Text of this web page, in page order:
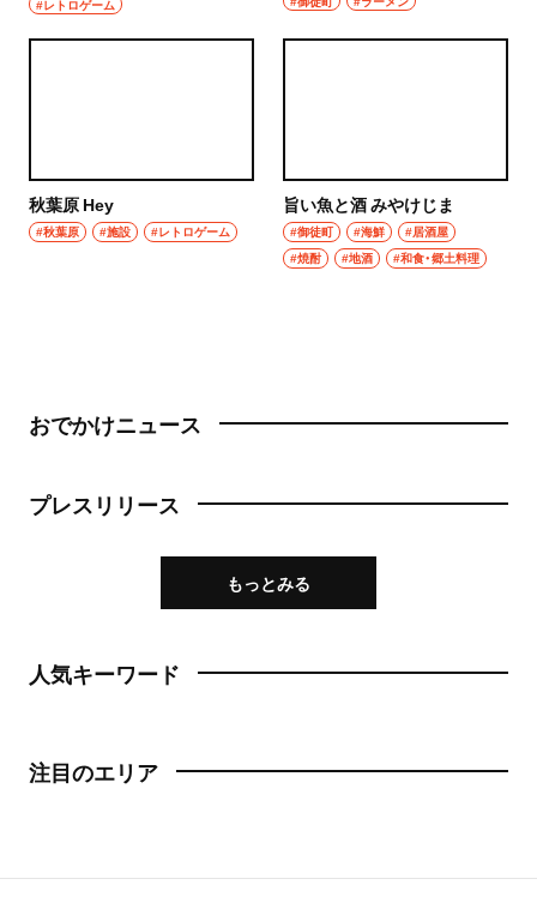
#レトロゲーム
秋葉原 Hey
#秋葉原 #施設 #レトロゲーム
旨い魚と酒 みやけじま
#御徒町 #海鮮
#居酒屋
#焼酎
#地酒 #和食・郷土料理
おでかけニュース
プレスリリース
もっとみる
人気キーワード
注目のエリア